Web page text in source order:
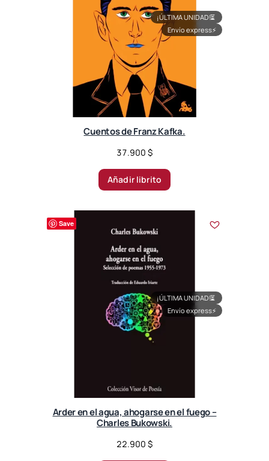
¡ÚLTIMA UNIDAD!⏳
Envío express⚡
Cuentos de Franz Kafka.
37.900 $
Añadir librito
Save
¡ÚLTIMA UNIDAD!⏳
Envío express⚡
Arder en el agua, ahogarse en el fuego –
Charles Bukowski.
22.900 $